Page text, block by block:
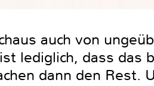
auch von
lediglich, dass das
dann den Rest.